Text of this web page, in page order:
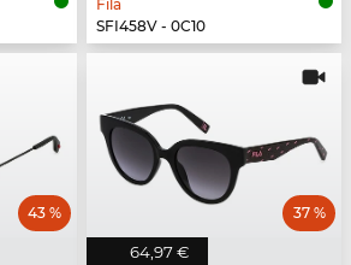
Fila
SFI458V - 0C10
43 %
64,97 €
37 %